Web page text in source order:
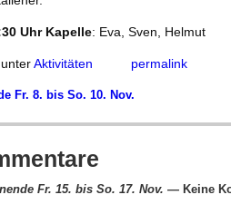
Uhr Kapelle: Eva, Sven, Helmut
Aktivitäten permalink
Fr. 8. bis So. 10. Nov.
Fr. 15. bis So. 17. Nov. — Keine